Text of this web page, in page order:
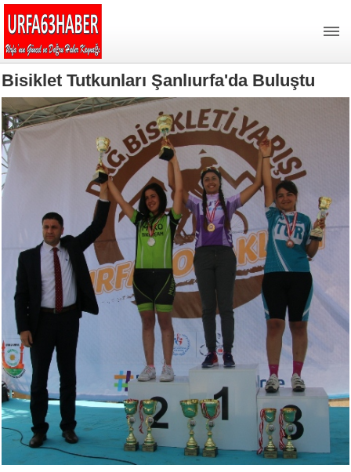
Bisiklet Tutkunları Şanlıurfa'da Buluştu